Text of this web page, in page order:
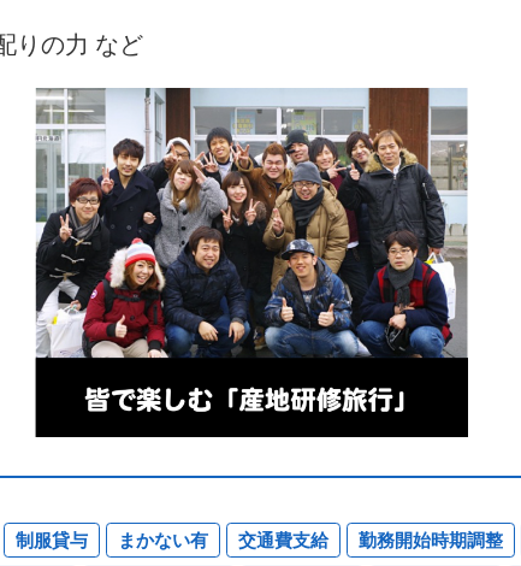
りの力 など
制服貸与 まかない有 交通費支給 勤務開始時期調整